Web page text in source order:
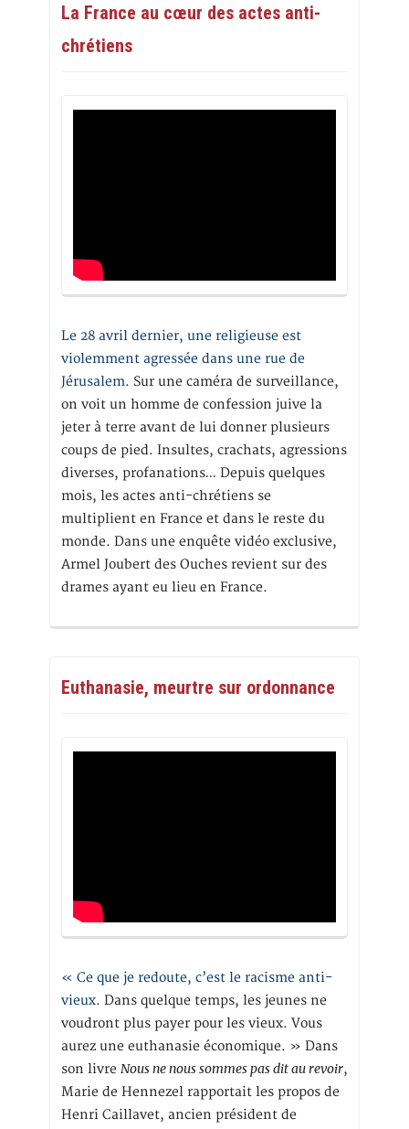
La France au cœur des actes anti-
chrétiens
Le 28 avril dernier, une religieuse est
violemment agressée dans une rue de
Jérusalem. Sur une caméra de surveillance,
on voit un homme de confession juive la
jeter à terre avant de lui donner plusieurs
coups de pied. Insultes, crachats, agressions
diverses, profanations… Depuis quelques
mois, les actes anti-chrétiens se
multiplient en France et dans le reste du
monde. Dans une enquête vidéo exclusive,
Armel Joubert des Ouches revient sur des
drames ayant eu lieu en France.
Euthanasie, meurtre sur ordonnance
« Ce que je redoute, c’est le racisme anti-
vieux. Dans quelque temps, les jeunes ne
voudront plus payer pour les vieux. Vous
aurez une euthanasie économique. » Dans
son livre Nous ne nous sommes pas dit au revoir,
Marie de Hennezel rapportait les propos de
Henri Caillavet, ancien président de